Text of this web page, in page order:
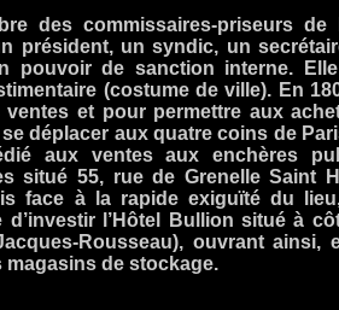
des commissaires-priseurs
président, un syndic, un
pouvoir de sanction interne.
(costume de ville). En
et pour permettre aux
déplacer aux quatre coins de
aux ventes aux enchères
situé 55, rue de Grenelle Saint
face à la rapide exiguïté du
l’Hôtel Bullion situé à
Rousseau), ouvrant ainsi,
magasins de stockage.